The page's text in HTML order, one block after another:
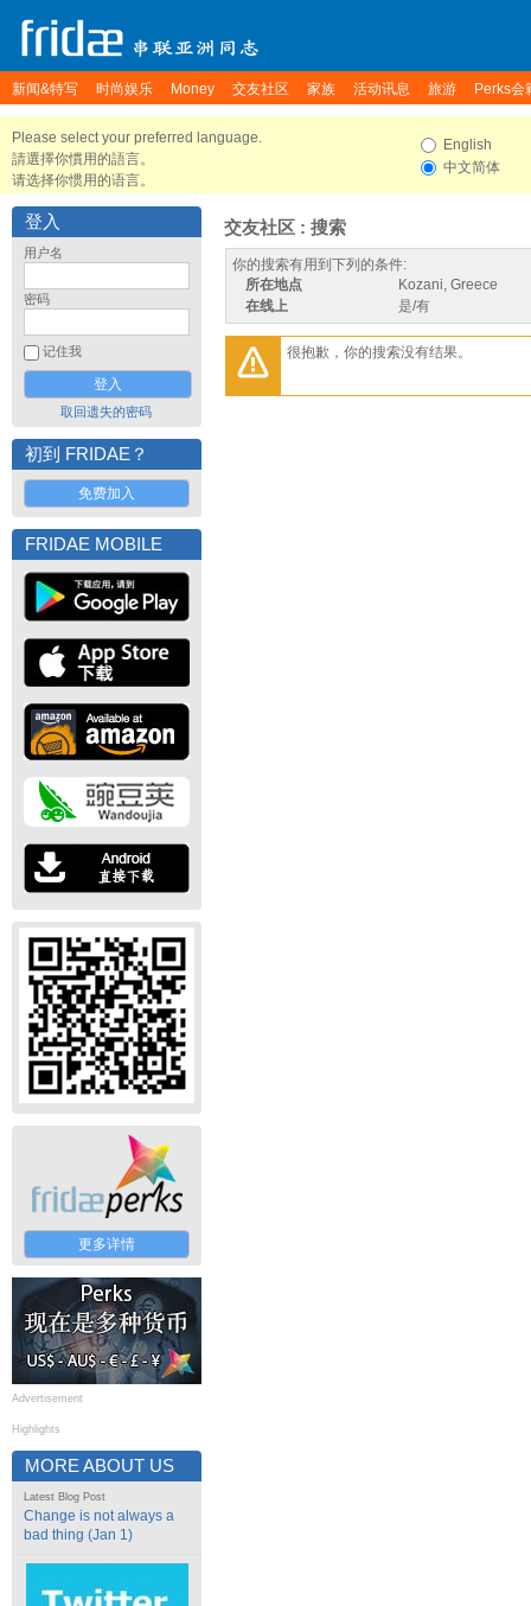
新闻&特写 时尚娱乐 Money 交友社区 家族 活动讯息 旅游 Perks会
Please select your preferred language.
請選擇你慣用的語言。
请选择你惯用的语言。
English
中文简体
登入
用户名
密码
记住我
取回遗失的密码
初到 FRIDAE？
免费加入
FRIDAE MOBILE
更多详情
Advertisement
Highlights
MORE ABOUT US
Latest Blog Post
Change is not always a
bad thing (Jan 1)
交友社区 : 搜索
你的搜索有用到下列的条件:
所在地点
Kozani, Greece
在线上
是/有
很抱歉，你的搜索没有结果。